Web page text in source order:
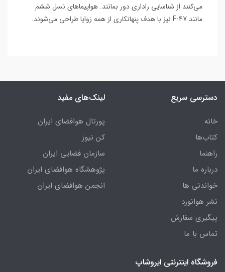
می‌کنند از شناسایی راداری دور بمانند. هواپیماهای نسل ششم
مانند F-47 نیز با هدف پنهانکاری از همه زوایا طراحی می‌شوند.
دسترسی سریع
خانه
کتاب‌ها
راهنما
درباره ما
خواندنی ها
نشر هوانورد
پیگیری سفارش
تماس با ما
لینک‌های مفید
پورتال هوافضای ایران
کن نیوز
سازمان فضایی ایران
پژوهشگاه هوافضای ایران
انجمن هوافضای ایران
فروشگاه اینترنتی ایروشاپ